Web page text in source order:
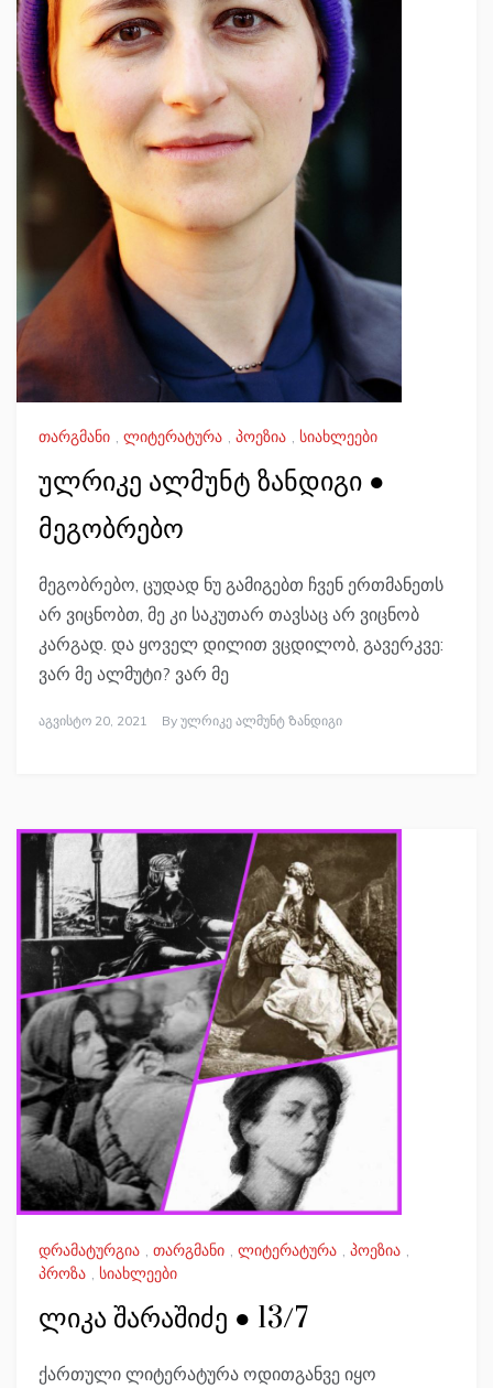
თარგმანი , ლიტერატურა , პოეზია , სიახლეები
ულრიკე ალმუნტ ზანდიგი ●
მეგობრებო
მეგობრებო, ცუდად ნუ გამიგებთ ჩვენ ერთმანეთს
არ ვიცნობთ, მე კი საკუთარ თავსაც არ ვიცნობ
კარგად. და ყოველ დილით ვცდილობ, გავერკვე:
ვარ მე ალმუტი? ვარ მე
Აგვისტო 20, 2021 By Ულრიკე Ალმუნტ Ზანდიგი
დრამატურგია თარგმანი ლიტერატურა პოეზია
პროზა , სიახლეები
ლიკა შარაშიძე ● 13/7
ქართული ლიტერატურა ოდითგანვე იყო